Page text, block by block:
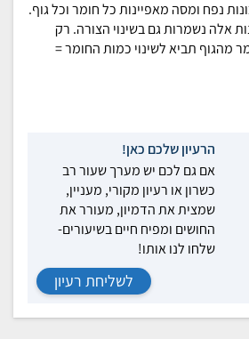
נפח ומסה מאפיינות כל חומר וכל גוף.
אלה נשמרות גם בשינוי הצורה. רק
מהגוף תביא לשינוי כמות החומר =
הרעיון שלכם כאן!
אם גם לכם יש מערך שעור רב
כשרון או רעיון מקורי, מעניין,
שמצית את הדמיון, מעורר את
החושים ומפיח חיים בשיעורים-
שלחו לנו אותו!
לשליחת רעיון